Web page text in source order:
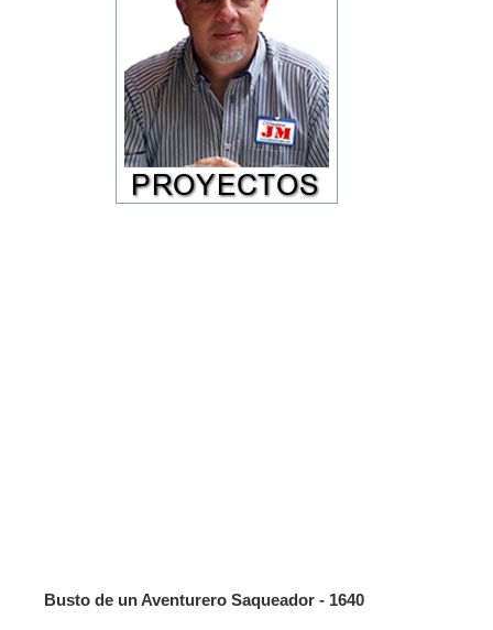
Busto de un Aventurero Saqueador - 1640